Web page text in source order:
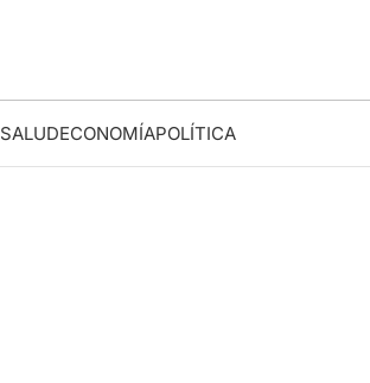
SALUDECONOMÍAPOLÍTICA